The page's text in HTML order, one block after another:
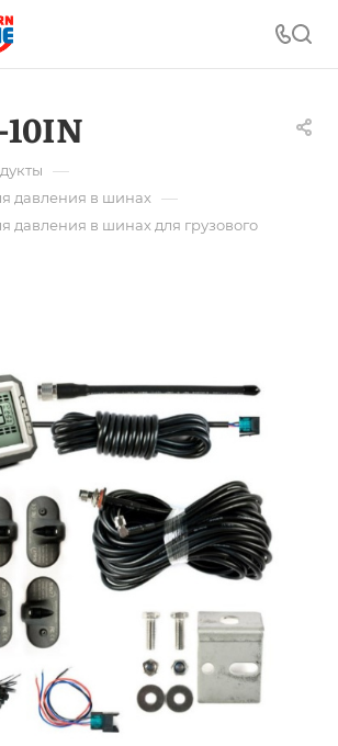
—
давления в шинах —
давления в шинах для грузового